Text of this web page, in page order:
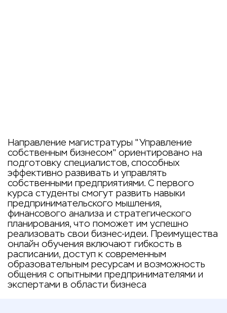
Направление магистратуры "Управление
собственным бизнесом" ориентировано на
подготовку специалистов, способных
эффективно развивать и управлять
собственными предприятиями. С первого
курса студенты смогут развить навыки
предпринимательского мышления,
финансового анализа и стратегического
планирования, что поможет им успешно
реализовать свои бизнес-идеи. Преимущества
онлайн обучения включают гибкость в
расписании, доступ к современным
образовательным ресурсам и возможность
общения с опытными предпринимателями и
экспертами в области бизнеса